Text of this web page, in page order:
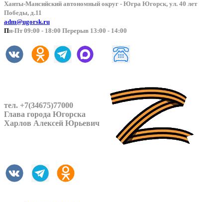
Ханты-Мансийский автономный округ - Югра Югорск, ул. 40 лет
Победы, д.11
adm@ugorsk.ru
Пн-Пт 09:00 - 18:00 Перерыв 13:00 - 14:00
тел. +7(34675)77000
Глава города Югорска
Харлов Алексей Юрьевич